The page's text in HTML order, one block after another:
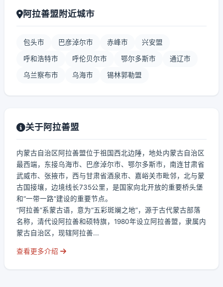
阿拉善盟附近城市
包头市 巴彦淖尔市 赤峰市 兴安盟
呼和浩特市 呼伦贝尔市 鄂尔多斯市 通辽市
乌兰察布市 乌海市 锡林郭勒盟
关于阿拉善盟
内蒙古自治区阿拉善盟位于祖国西北边陲，地处内蒙古自治区
最西端，东接乌海市、巴彦淖尔市、鄂尔多斯市，南连甘肃省
武威市、张掖市，西与甘肃省酒泉市、嘉峪关市毗邻，北与蒙
古国接壤，边境线长735公里，是国家向北开放的重要桥头堡
和“一带一路”建设的重要节点。
“阿拉善”系蒙古语，意为“五彩斑斓之地”，源于古代蒙古部落
名称，清代设阿拉善和硕特旗，1980年设立阿拉善盟，隶属内
蒙古自治区，现辖阿拉善...
查看更多介绍